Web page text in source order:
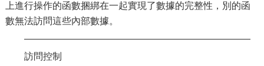
上進行操作的函數捆綁在一起實現了數據的完整性，別的函
數無法訪問這些內部數據。
————————————————————————
訪問控制